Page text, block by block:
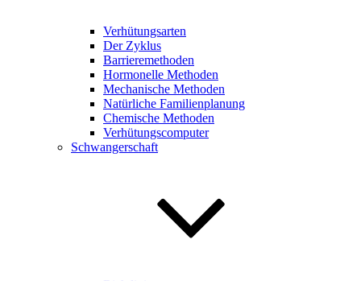
Verhütungsarten
Der Zyklus
Barrieremethoden
Hormonelle Methoden
Mechanische Methoden
Natürliche Familienplanung
Chemische Methoden
Verhütungscomputer
Schwangerschaft